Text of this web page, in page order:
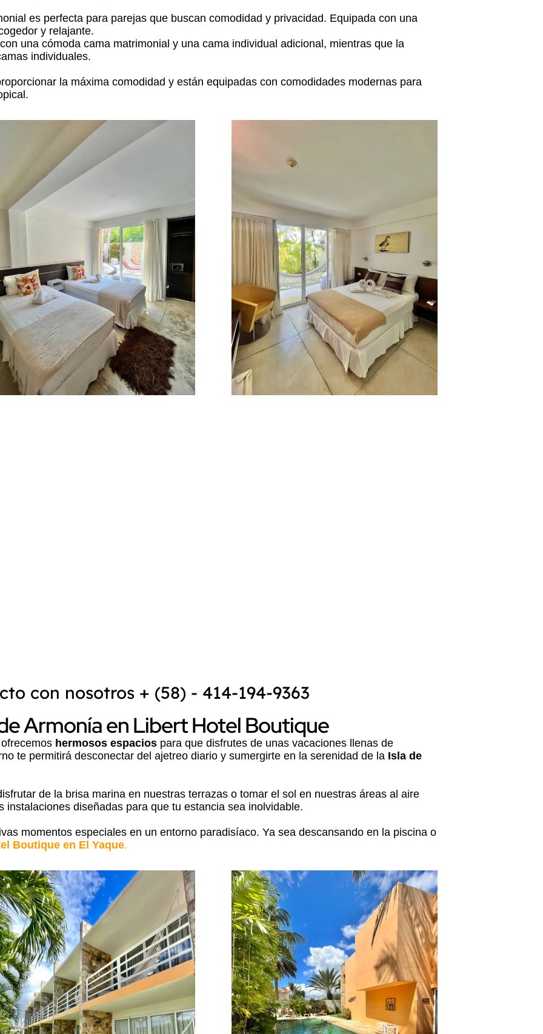
es perfecta para parejas que buscan comodidad y privacidad. Equipada con una
y relajante.
una cómoda cama matrimonial y una cama individual adicional, mientras que la
individuales.
la máxima comodidad y están equipadas con comodidades modernas para
con nosotros + (58) - 414-194-9363
Armonía en Libert Hotel Boutique
ofrecemos hermosos espacios para que disfrutes de unas vacaciones llenas de
te permitirá desconectar del ajetreo diario y sumergirte en la serenidad de la Isla de
de la brisa marina en nuestras terrazas o tomar el sol en nuestras áreas al aire
diseñadas para que tu estancia sea inolvidable.
momentos especiales en un entorno paradisíaco. Ya sea descansando en la piscina o
Boutique en El Yaque.